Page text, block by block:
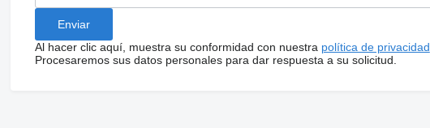
Al hacer clic aquí, muestra su conformidad con nuestra política de privacidad
Procesaremos sus datos personales para dar respuesta a su solicitud.